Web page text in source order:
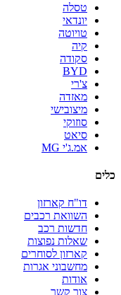
טסלה
יונדאי
טויוטה
קיה
סקודה
BYD
צ'רי
מאזדה
מיצובישי
סוזוקי
סיאט
אמ.ג'י MG
כלים
דו"ח קארזון
השוואת רכבים
חדשות רכב
שאלות נפוצות
קארזון לסוחרים
מחשבוני אגרות
אודות
צור קשר